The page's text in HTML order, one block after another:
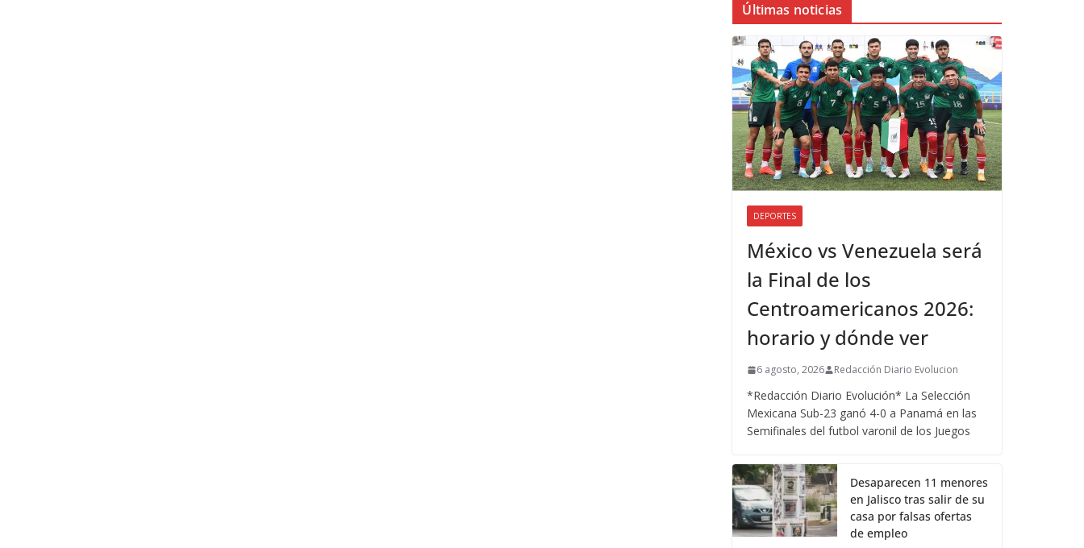
Últimas noticias
DEPORTES
México vs Venezuela será
la Final de los
Centroamericanos 2026:
horario y dónde ver
6 agosto, 2026 Redacción Diario Evolucion
*Redacción Diario Evolución* La Selección
Mexicana Sub-23 ganó 4-0 a Panamá en las
Semifinales del futbol varonil de los Juegos
Desaparecen 11 menores
en Jalisco tras salir de su
casa por falsas ofertas
de empleo